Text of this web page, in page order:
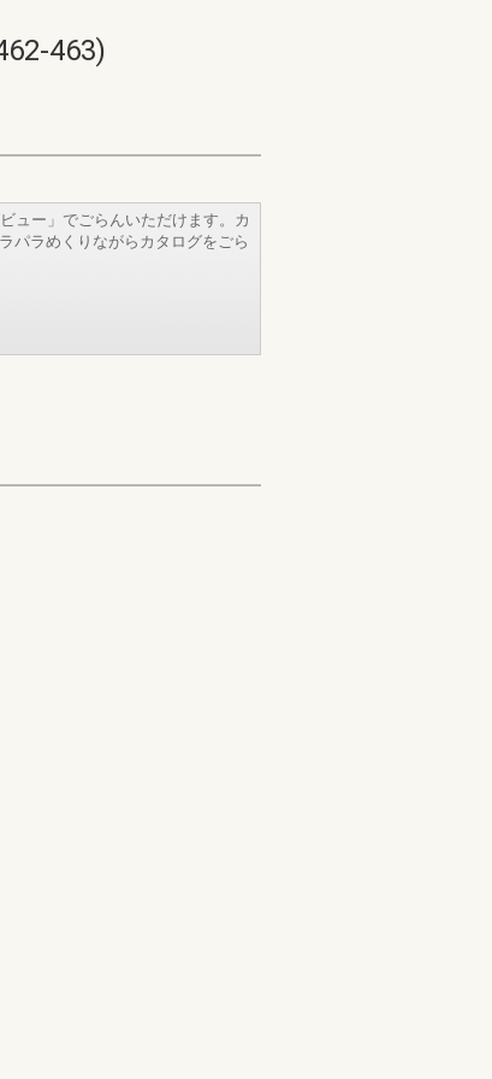
463)
ュー」でごらんいただけます。カ
パラめくりながらカタログをごら